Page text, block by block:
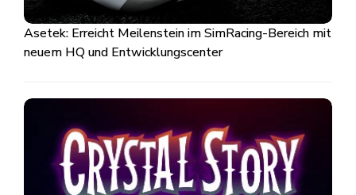
Asetek: Erreicht Meilenstein im SimRacing-Bereich mit
neuem HQ und Entwicklungscenter